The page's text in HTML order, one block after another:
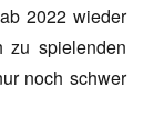
2022 wieder
zu spielenden
noch schwer